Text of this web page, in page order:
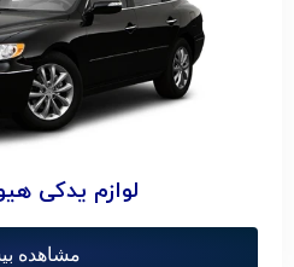
لوازم یدکی
مشاهده